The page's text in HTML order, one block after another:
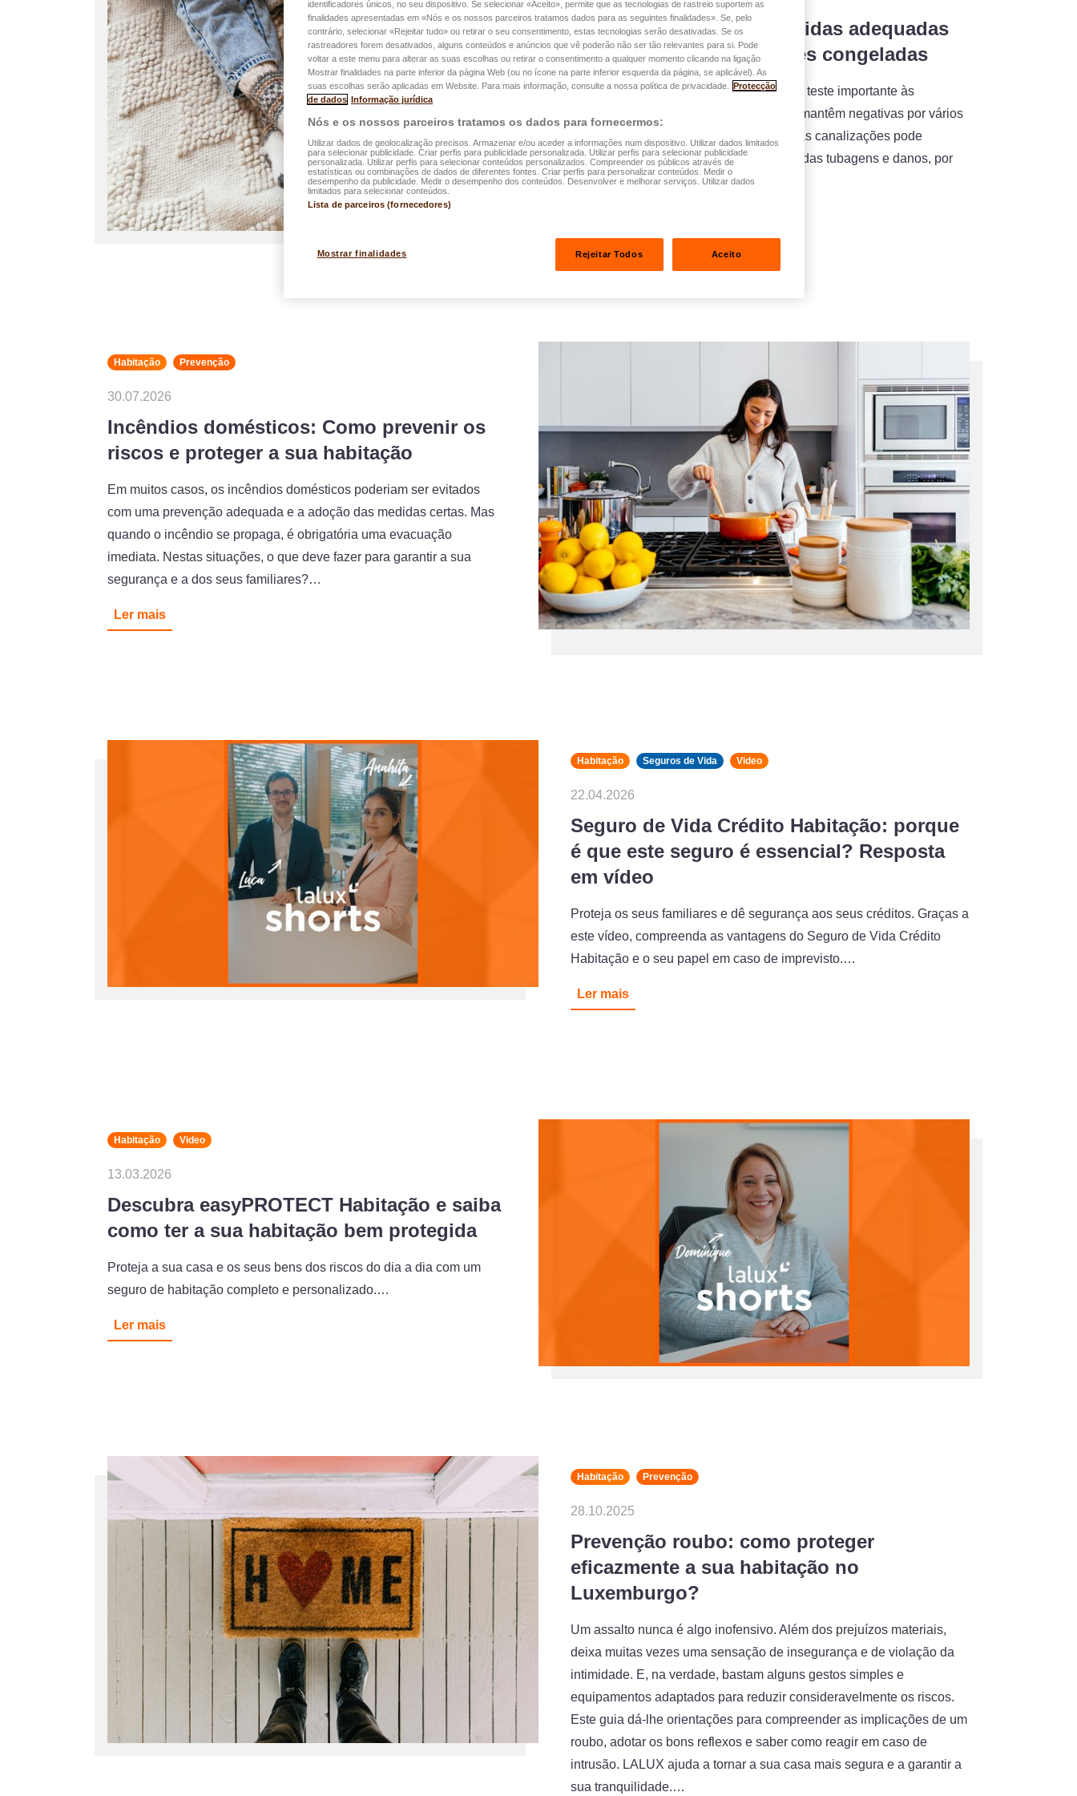
Gelo prolongado: as medidas adequadas
para evitar as canalizações congeladas
Os episódios de gelo prolongado são um teste importante às
habitações. Quando as temperaturas se mantêm negativas por vários
dias seguidos, a água que permanece nas canalizações pode
congelar, o que provoca o rebentamento das tubagens e danos, por
vezes, significativos.…
Habitação Prevenção
30.07.2026
Incêndios domésticos: Como prevenir os
riscos e proteger a sua habitação
Em muitos casos, os incêndios domésticos poderiam ser evitados
com uma prevenção adequada e a adoção das medidas certas. Mas
quando o incêndio se propaga, é obrigatória uma evacuação
imediata. Nestas situações, o que deve fazer para garantir a sua
segurança e a dos seus familiares?…
Ler mais
Habitação Seguros de Vida Video
22.04.2026
Seguro de Vida Crédito Habitação: porque
é que este seguro é essencial? Resposta
em vídeo
Proteja os seus familiares e dê segurança aos seus créditos. Graças a
este vídeo, compreenda as vantagens do Seguro de Vida Crédito
Habitação e o seu papel em caso de imprevisto.…
Ler mais
Habitação Video
13.03.2026
Descubra easyPROTECT Habitação e saiba
como ter a sua habitação bem protegida
Proteja a sua casa e os seus bens dos riscos do dia a dia com um
seguro de habitação completo e personalizado.…
Ler mais
Habitação Prevenção
28.10.2025
Prevenção roubo: como proteger
eficazmente a sua habitação no
Luxemburgo?
Um assalto nunca é algo inofensivo. Além dos prejuízos materiais,
deixa muitas vezes uma sensação de insegurança e de violação da
intimidade. E, na verdade, bastam alguns gestos simples e
equipamentos adaptados para reduzir consideravelmente os riscos.
Este guia dá-lhe orientações para compreender as implicações de um
roubo, adotar os bons reflexos e saber como reagir em caso de
intrusão. LALUX ajuda a tornar a sua casa mais segura e a garantir a
sua tranquilidade.…
identificadores únicos, no seu dispositivo. Se selecionar «Aceito», permite que as tecnologias de rastreio suportem as
finalidades apresentadas em «Nós e os nossos parceiros tratamos dados para as seguintes finalidades». Se, pelo
contrário, selecionar «Rejeitar tudo» ou retirar o seu consentimento, estas tecnologias serão desativadas. Se os
rastreadores forem desativados, alguns conteúdos e anúncios que vê poderão não ser tão relevantes para si. Pode
voltar a este menu para alterar as suas escolhas ou retirar o consentimento a qualquer momento clicando na ligação
Mostrar finalidades na parte inferior da página Web (ou no ícone na parte inferior esquerda da página, se aplicável). As
suas escolhas serão aplicadas em Website. Para mais informação, consulte a nossa política de privacidade.
Protecção
de dados Informação jurídica
Nós e os nossos parceiros tratamos os dados para fornecermos:
Utilizar dados de geolocalização precisos. Armazenar e/ou aceder a informações num dispositivo. Utilizar dados limitados
para selecionar publicidade. Criar perfis para publicidade personalizada. Utilizar perfis para selecionar publicidade
personalizada. Utilizar perfis para selecionar conteúdos personalizados. Compreender os públicos através de
estatísticas ou combinações de dados de diferentes fontes. Criar perfis para personalizar conteúdos. Medir o
desempenho da publicidade. Medir o desempenho dos conteúdos. Desenvolver e melhorar serviços. Utilizar dados
limitados para selecionar conteúdos.
Lista de parceiros (fornecedores)
Mostrar finalidades Rejeitar Todos Aceito